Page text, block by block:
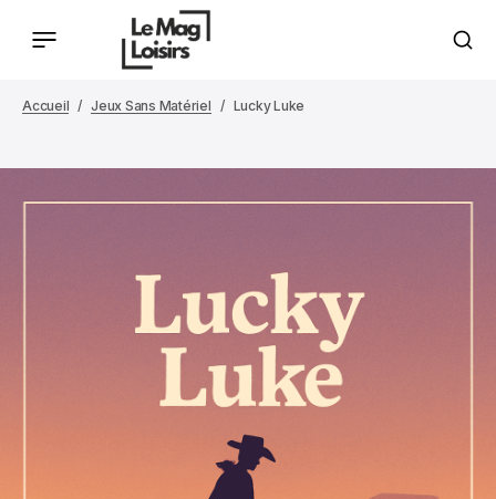
Accueil Jeux Sans Matériel Lucky Luke